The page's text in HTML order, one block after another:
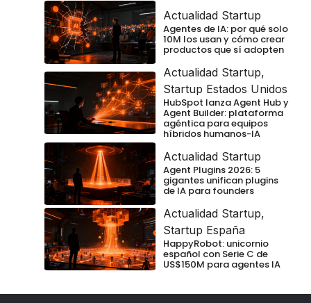
Actualidad Startup
Agentes de IA: por qué solo
10M los usan y cómo crear
productos que sí adopten
Actualidad Startup,
Startup Estados Unidos
HubSpot lanza Agent Hub y
Agent Builder: plataforma
agéntica para equipos
híbridos humanos-IA
Actualidad Startup
Agent Plugins 2026: 5
gigantes unifican plugins
de IA para founders
Actualidad Startup,
Startup España
HappyRobot: unicornio
español con Serie C de
US$150M para agentes IA